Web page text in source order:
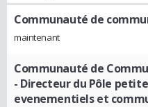
Communauté de
maintenant
Communauté de
- Directeur du Pôle
evenementiels et